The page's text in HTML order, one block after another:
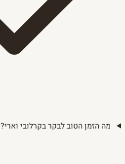
מה הזמן הטוב לבקר בקרלובי וארי?